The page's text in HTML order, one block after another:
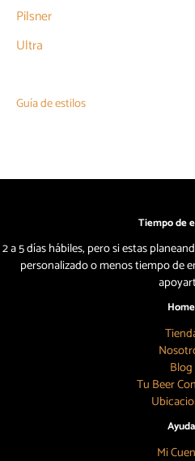
Pilsner
Ultra
Guía de estilos
Tiempo de
2 a 5 días hábiles, pero si estas
personalizado o menos tiempo de
Home
Blog
Tu Beer
Ayuda
Mi